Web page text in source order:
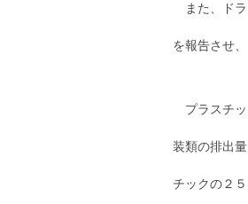
また、ドラ
を報告させ
プラスチッ
装類の排出
チックの２